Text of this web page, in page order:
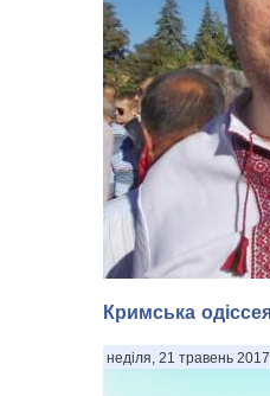
​Кримська
неділя, 21 травень